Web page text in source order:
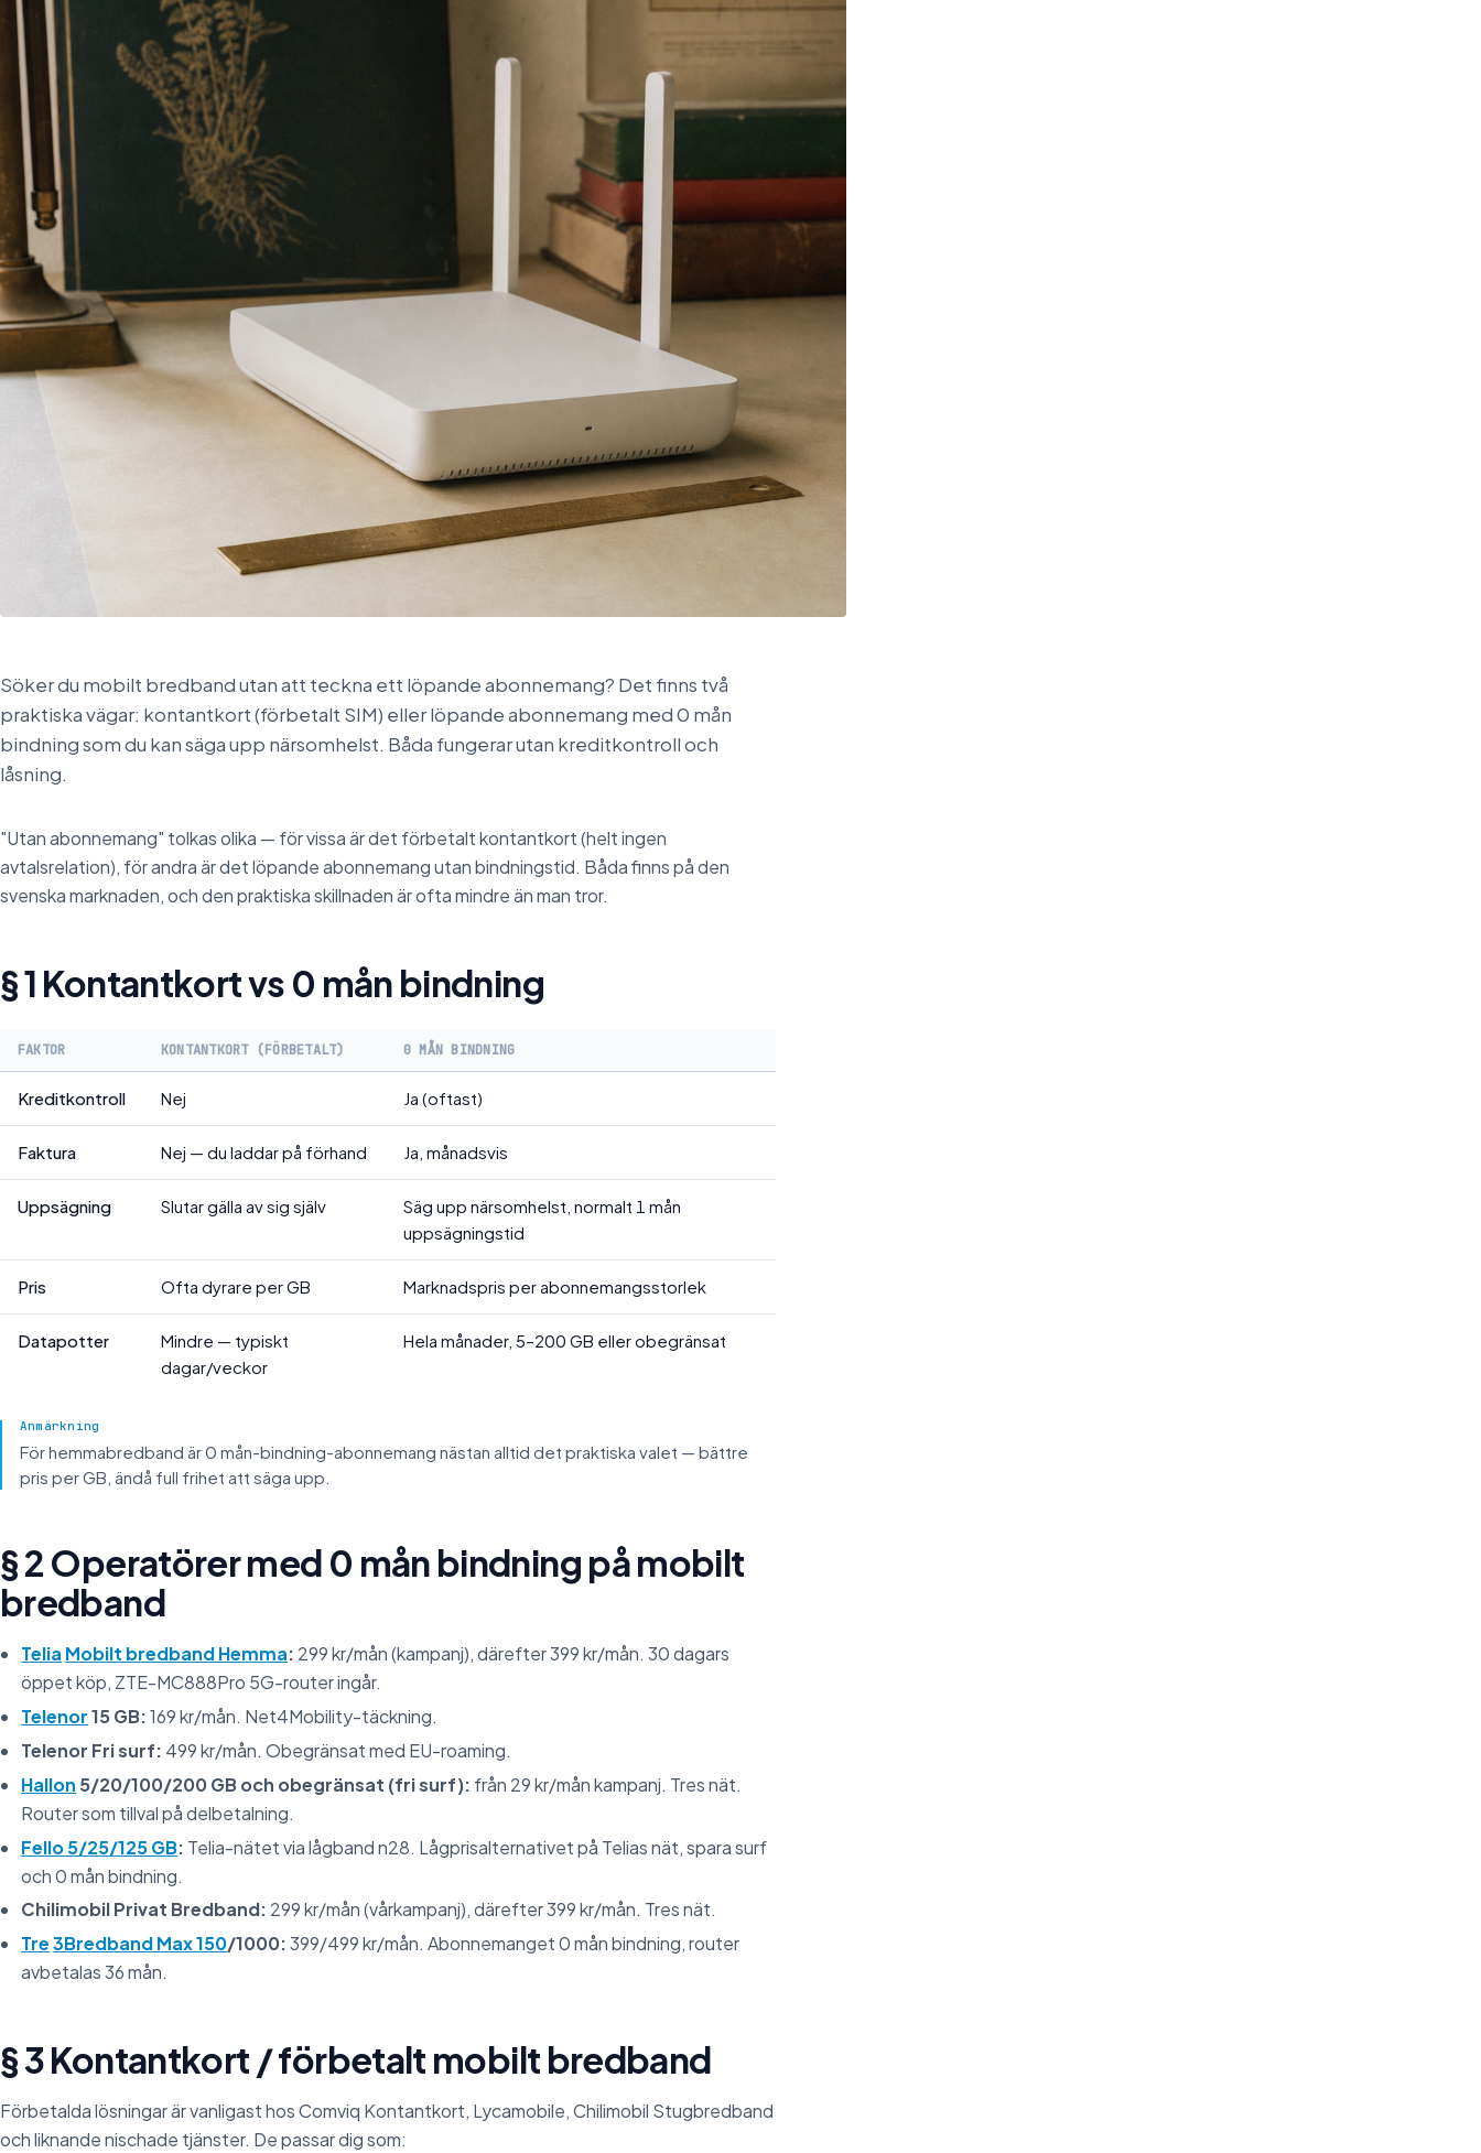
Söker du mobilt bredband utan att teckna ett löpande abonnemang? Det finns två
praktiska vägar: kontantkort (förbetalt SIM) eller löpande abonnemang med 0 mån
bindning som du kan säga upp närsomhelst. Båda fungerar utan kreditkontroll och
låsning.
"Utan abonnemang" tolkas olika — för vissa är det förbetalt kontantkort (helt ingen
avtalsrelation), för andra är det löpande abonnemang utan bindningstid. Båda finns på den
svenska marknaden, och den praktiska skillnaden är ofta mindre än man tror.
§ 1 Kontantkort vs 0 mån bindning
FAKTOR KONTANTKORT (FÖRBETALT) 0 MÅN BINDNING
Kreditkontroll Nej Ja (oftast)
Faktura Nej — du laddar på förhand Ja, månadsvis
Uppsägning Slutar gälla av sig själv
Säg upp närsomhelst, normalt 1 mån
uppsägningstid
Pris Ofta dyrare per GB Marknadspris per abonnemangsstorlek
Datapotter
Mindre — typiskt
dagar/veckor
Hela månader, 5–200 GB eller obegränsat
Anmärkning
För hemmabredband är 0 mån-bindning-abonnemang nästan alltid det praktiska valet — bättre
pris per GB, ändå full frihet att säga upp.
§ 2 Operatörer med 0 mån bindning på mobilt
bredband
Telia Mobilt bredband Hemma: 299 kr/mån (kampanj), därefter 399 kr/mån. 30 dagars
öppet köp, ZTE-MC888Pro 5G-router ingår.
Telenor15 GB:169 kr/mån. Net4Mobility-täckning.
Telenor Fri surf: 499 kr/mån. Obegränsat med EU-roaming.
Hallon 5/20/100/200 GB och obegränsat (fri surf): från 29 kr/mån kampanj. Tres nät.
Router som tillval på delbetalning.
Fello 5/25/125 GB: Telia-nätet via lågband n28. Lågprisalternativet på Telias nät, spara surf
och 0 mån bindning.
Chilimobil Privat Bredband: 299 kr/mån (vårkampanj), därefter 399 kr/mån. Tres nät.
Tre3Bredband Max 150/1000:399/499 kr/mån. Abonnemanget 0 mån bindning, router
avbetalas 36 mån.
§ 3 Kontantkort / förbetalt mobilt bredband
Förbetalda lösningar är vanligast hos Comviq Kontantkort, Lycamobile, Chilimobil Stugbredband
och liknande nischade tjänster. De passar dig som: